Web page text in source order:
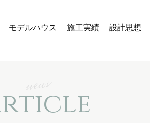
モデルハウス 施工実績 設計思想